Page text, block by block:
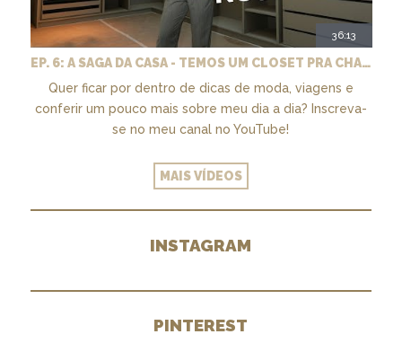
36:13
EP. 6: A SAGA DA CASA - TEMOS UM CLOSET PRA CHAMAR DE NOSSO + MARCENARIA E PAISAGISMO
Quer ficar por dentro de dicas de moda, viagens e
conferir um pouco mais sobre meu dia a dia? Inscreva-
se no meu canal no YouTube!
MAIS VÍDEOS
INSTAGRAM
PINTEREST